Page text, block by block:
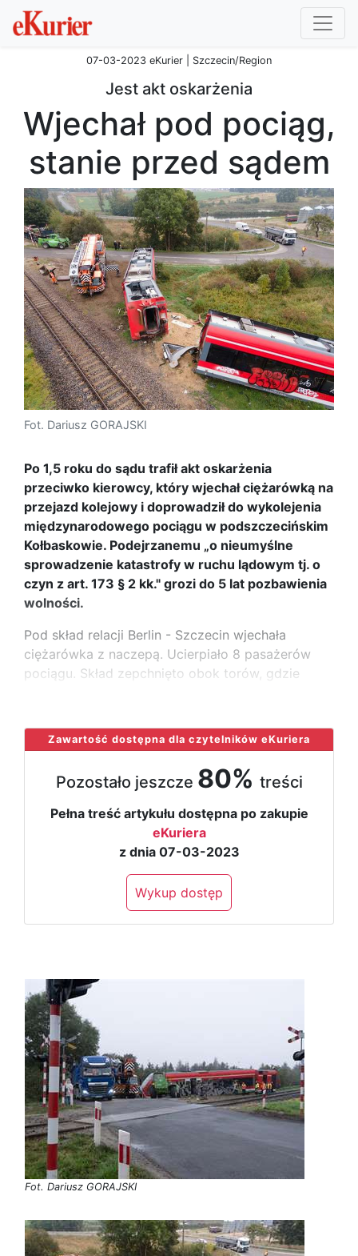
07-03-2023 eKurier | Szczecin/Region
Jest akt oskarżenia
Wjechał pod pociąg,
stanie przed sądem
Fot. Dariusz GORAJSKI
Po 1,5 roku do sądu trafił akt oskarżenia
przeciwko kierowcy, który wjechał ciężarówką na
przejazd kolejowy i doprowadził do wykolejenia
międzynarodowego pociągu w podszczecińskim
Kołbaskowie. Podejrzanemu „o nieumyślne
sprowadzenie katastrofy w ruchu lądowym tj. o
czyn z art. 173 § 2 kk." grozi do 5 lat pozbawienia
wolności.
Pod skład relacji Berlin - Szczecin wjechała
ciężarówka z naczepą. Ucierpiało 8 pasażerów
pociągu. Skład zepchnięto obok torów, gdzie
Zawartość dostępna dla czytelników eKuriera
Pozostało jeszcze 80% treści
Pełna treść artykułu dostępna po zakupie
eKuriera
z dnia 07-03-2023
Wykup dostęp
Fot. Dariusz GORAJSKI